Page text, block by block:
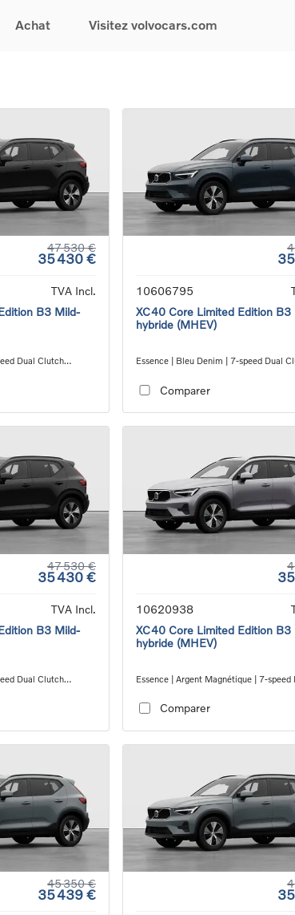
Achat
Voitures hybrides
rechargeables
Voitures micro-hybrides
SUV
Break
Visitez volvocars.com
&
Assurances
Entretien &
Reprise de votre
Volvo Support
Garantie
Service de
Trouver un
47 530 €
35 430 €
TVA Incl.
B3 Mild-
Dual Clutch
10606795
XC40 Core Limited Edition B3
hybride (MHEV)
Essence | Bleu Denim | 7-speed Dual
Comparer
47 530 €
35 430 €
TVA Incl.
B3 Mild-
Dual Clutch
10620938
XC40 Core Limited Edition B3
hybride (MHEV)
Essence | Argent Magnétique | 7-speed
Comparer
45 350 €
35 439 €